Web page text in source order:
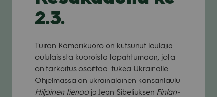
2.3.
Tui­ran Kama­ri­kuoro on kut­su­nut lau­la­jia
oulu­lai­sista kuo­roista tapah­tu­maan, jolla
on tar­koi­tus osoit­taa tukea Ukrai­nalle.
Ohjel­massa on ukrai­na­lai­nen kan­san­laulu
Hil­jai­nen tie­nooja Jean Sibe­liuk­sen Fin­lan­